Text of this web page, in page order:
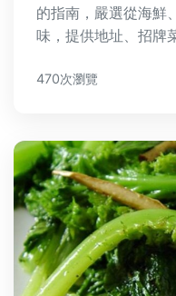
的指南，嚴選從海鮮
味，提供地址、招牌
雷。
470次瀏覽